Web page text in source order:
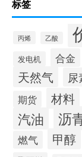
标签
丙烯 乙酸
发电机 合金
天然气 尿
期货 材料
汽油 沥
燃气 甲醇